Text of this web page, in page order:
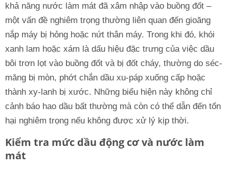
khả năng nước làm mát đã xâm nhập vào buồng đốt –
một vấn đề nghiêm trọng thường liên quan đến gioăng
nắp máy bị hỏng hoặc nứt thân máy. Trong khi đó, khói
xanh lam hoặc xám là dấu hiệu đặc trưng của việc dầu
bôi trơn lọt vào buồng đốt và bị đốt cháy, thường do séc-
măng bị mòn, phớt chắn dầu xu-páp xuống cấp hoặc
thành xy-lanh bị xước. Những biểu hiện này không chỉ
cảnh báo hao dầu bất thường mà còn có thể dẫn đến tổn
hại nghiêm trọng nếu không được xử lý kịp thời.
Kiểm tra mức dầu động cơ và nước làm
mát